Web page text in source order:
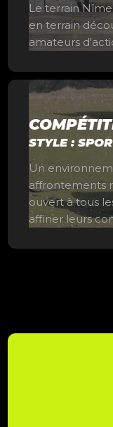
Le terrain
en terrain
amateurs
STYLE :
Un
affrontements
ouvert à tous
affiner leurs